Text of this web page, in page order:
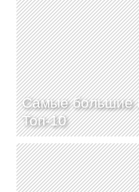
Самые большие
Топ-10